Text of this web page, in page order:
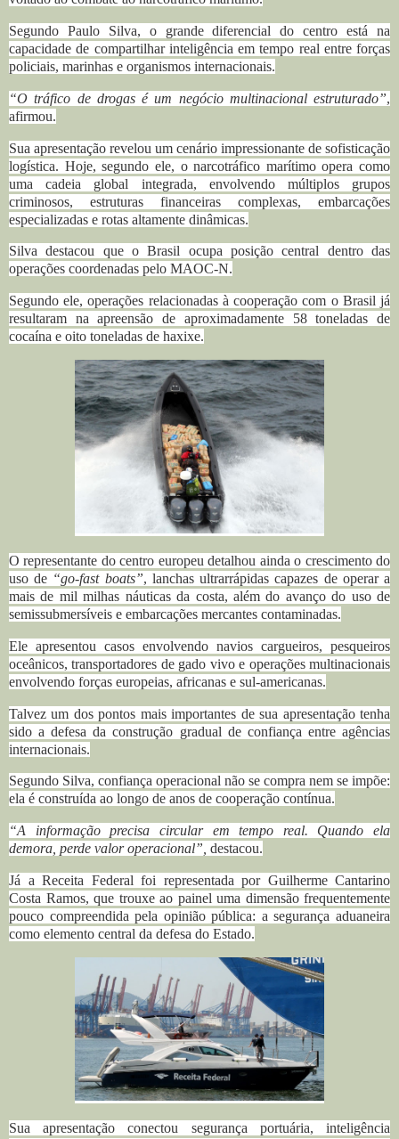
Segundo Paulo Silva, o grande diferencial do centro está na
capacidade de compartilhar inteligência em tempo real entre forças
policiais, marinhas e organismos internacionais.
“O tráfico de drogas é um negócio multinacional estruturado”,
afirmou.
Sua apresentação revelou um cenário impressionante de sofisticação
logística. Hoje, segundo ele, o narcotráfico marítimo opera como
uma cadeia global integrada, envolvendo múltiplos grupos
criminosos, estruturas financeiras complexas, embarcações
especializadas e rotas altamente dinâmicas.
Silva destacou que o Brasil ocupa posição central dentro das
operações coordenadas pelo MAOC-N.
Segundo ele, operações relacionadas à cooperação com o Brasil já
resultaram na apreensão de aproximadamente 58 toneladas de
cocaína e oito toneladas de haxixe.
O representante do centro europeu detalhou ainda o crescimento do
uso de “go-fast boats”, lanchas ultrarrápidas capazes de operar a
mais de mil milhas náuticas da costa, além do avanço do uso de
semissubmersíveis e embarcações mercantes contaminadas.
Ele apresentou casos envolvendo navios cargueiros, pesqueiros
oceânicos, transportadores de gado vivo e operações multinacionais
envolvendo forças europeias, africanas e sul-americanas.
Talvez um dos pontos mais importantes de sua apresentação tenha
sido a defesa da construção gradual de confiança entre agências
internacionais.
Segundo Silva, confiança operacional não se compra nem se impõe:
ela é construída ao longo de anos de cooperação contínua.
“A informação precisa circular em tempo real. Quando ela
demora, perde valor operacional”, destacou.
Já a Receita Federal foi representada por Guilherme Cantarino
Costa Ramos, que trouxe ao painel uma dimensão frequentemente
pouco compreendida pela opinião pública: a segurança aduaneira
como elemento central da defesa do Estado.
Sua apresentação conectou segurança portuária, inteligência